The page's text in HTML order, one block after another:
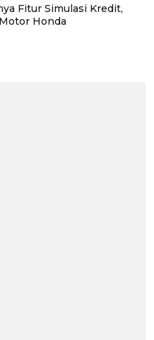
Fitur Simulasi Kredit,
Honda